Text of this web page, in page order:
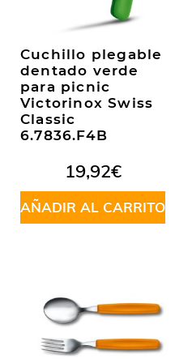
Cuchillo plegable
dentado verde
para picnic
Victorinox Swiss
Classic
6.7836.F4B
19,92€
AÑADIR AL CARRITO